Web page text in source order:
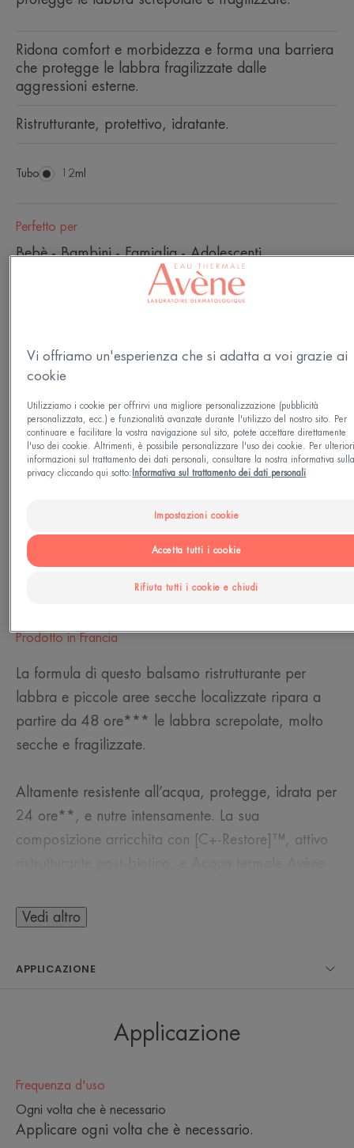
Ridona comfort e morbidezza e forma una barriera
che protegge le labbra fragilizzate dalle
aggressioni esterne.
Ristrutturante, protettivo, idratante.
Tubo Tubo
12ml
Perfetto per
Bebè - Bambini - Famiglia - Adolescenti
Secchezza severa
Pelle molto secca - Pelle danneggiata e screpolata
Tipo di pelle
Esigenze
Lenire - Anti-irritazione - Idratare - Nutrimento -
Prodotto in Francia
La formula di questo balsamo ristrutturante per
labbra e piccole aree secche localizzate ripara a
partire da 48 ore*** le labbra screpolate, molto
secche e fragilizzate.
Altamente resistente all’acqua, protegge, idrata per
24 ore**, e nutre intensamente. La sua
composizione arricchita con [C+-Restore]™, attivo
L’OPINIONE DEL NOSTRO ESPERTO
Vedi altro
APPLICAZIONE
Applicazione
Frequenza d'uso
Ogni volta che è necessario
Applicare ogni volta che è necessario.
Vi offriamo un'esperienza che si adatta a voi grazie ai
cookie
Utilizziamo i cookie per offrirvi una migliore personalizzazione (pubblicità
personalizzata, ecc.) e funzionalità avanzate durante l'utilizzo del nostro sito. Per
continuare e facilitare la vostra navigazione sul sito, potete accettare direttamente
l'uso dei cookie. Altrimenti, è possibile personalizzare l'uso dei cookie. Per
informazioni sul trattamento dei dati personali, consultare la nostra informativa
privacy cliccando qui sotto: Informativa sul trattamento dei dati personali
Impostazioni cookie
Rifiuta tutti i cookie e chiudi
Accetta tutti i cookie